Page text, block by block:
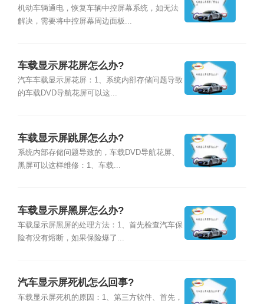
机动车辆通电，恢复车辆中控屏幕系统，如无法
解决，需要将中控屏幕周边面板...
车载显示屏花屏怎么办?
汽车车载显示屏花屏：1、系统内部存储问题导致
的车载DVD导航花屏可以这...
车载显示屏跳屏怎么办?
系统内部存储问题导致的，车载DVD导航花屏、
黑屏可以这样维修：1、车载...
车载显示屏黑屏怎么办?
车载显示屏黑屏的处理方法：1、首先检查汽车保
险有没有熔断，如果保险爆了...
汽车显示屏死机怎么回事?
车载显示屏死机的原因：1、第三方软件、首先，